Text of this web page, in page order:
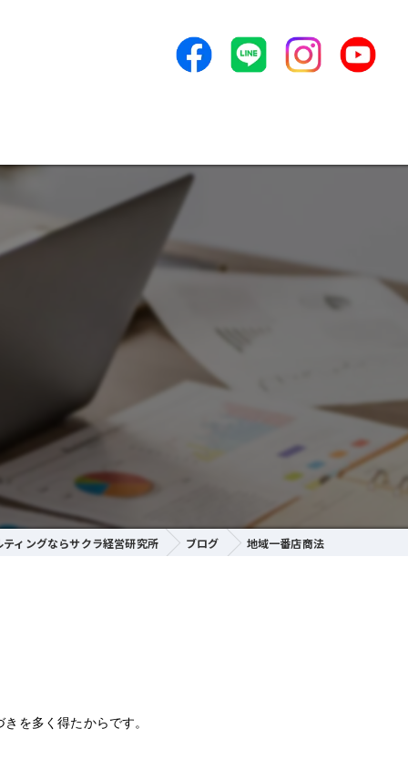
ィングならサクラ経営研究所 ブログ 地域一番店商法
を多く得たからです。